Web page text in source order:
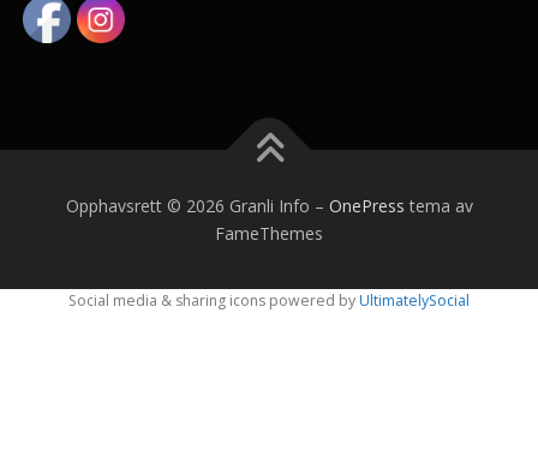
Opphavsrett © 2026 Granli Info – OnePress tema av
FameThemes
Social media & sharing icons powered byUltimatelySocial